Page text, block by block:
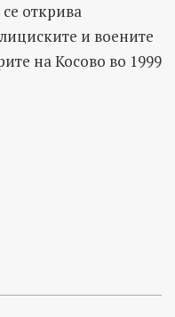
се открива
и воените
на Косово во 1999